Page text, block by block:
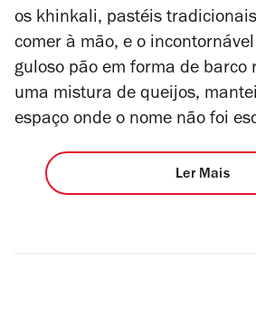
os khinkali, pastéis
comer à mão, e o
guloso pão em forma de barco
uma mistura de queijos,
espaço onde o nome não foi
Ler Mais